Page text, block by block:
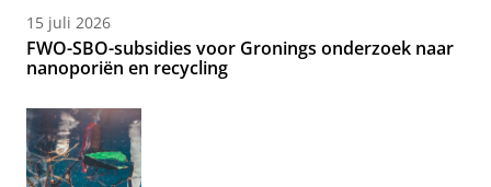
15 juli 2026
FWO-SBO-subsidies voor Gronings onderzoek naar
nanoporiën en recycling